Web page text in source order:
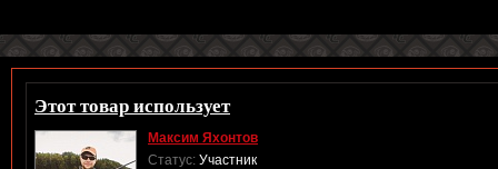
Этот товар использует
Максим Яхонтов
Статус: Участник